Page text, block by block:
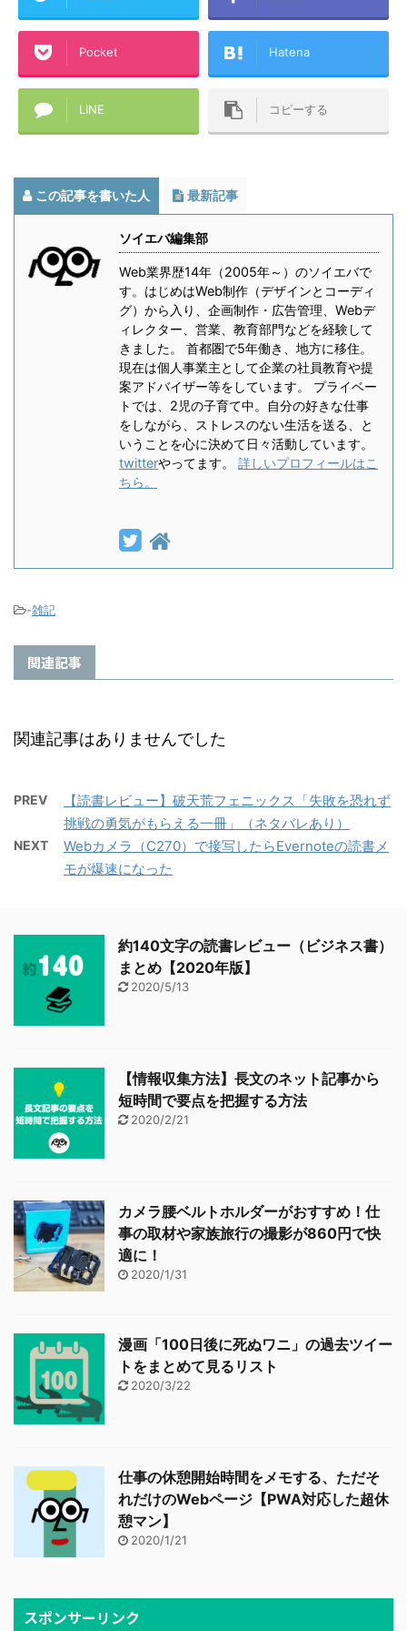
Pocket Hatena
LINE コピーする
この記事を書いた人 最新記事
ソイエバ編集部
Web業界歴14年（2005年～）のソイエバで
す。はじめはWeb制作（デザインとコーディ
グ）から入り、企画制作・広告管理、Webデ
ィレクター、営業、教育部門などを経験して
きました。 首都圏で5年働き、地方に移住。
現在は個人事業主として企業の社員教育や提
案アドバイザー等をしています。 プライベー
トでは、2児の子育て中。自分の好きな仕事
をしながら、ストレスのない生活を送る、と
いうことを心に決めて日々活動しています。
twitterやってます。 詳しいプロフィールはこ
ちら。
-雑記
関連記事
関連記事はありませんでした
PREV
【読書レビュー】破天荒フェニックス「失敗を恐れず
挑戦の勇気がもらえる一冊」（ネタバレあり）
NEXT
Webカメラ（C270）で接写したらEvernoteの読書メ
モが爆速になった
約140文字の読書レビュー（ビジネス書）
まとめ【2020年版】
2020/5/13
【情報収集方法】長文のネット記事から
短時間で要点を把握する方法
2020/2/21
カメラ腰ベルトホルダーがおすすめ！仕
事の取材や家族旅行の撮影が860円で快
適に！
2020/1/31
漫画「100日後に死ぬワニ」の過去ツイー
トをまとめて見るリスト
2020/3/22
仕事の休憩開始時間をメモする、ただそ
れだけのWebページ【PWA対応した超休
憩マン】
2020/1/21
スポンサーリンク